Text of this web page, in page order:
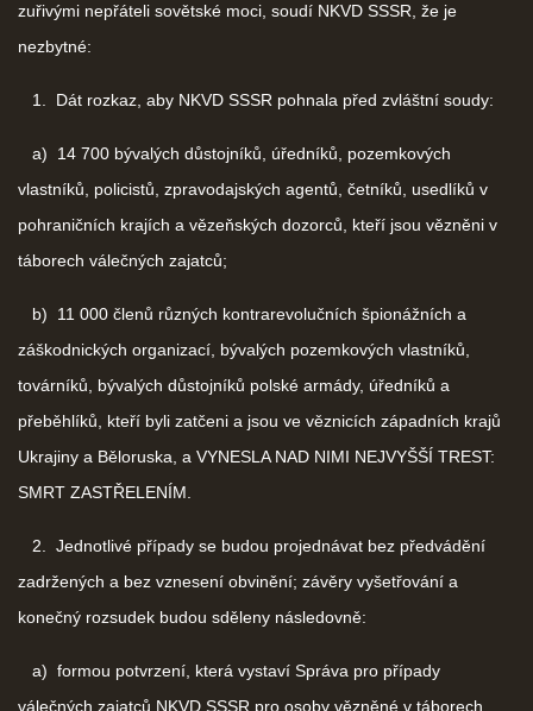
zuřivými nepřáteli sovětské moci, soudí NKVD SSSR, že je
nezbytné:
1. Dát rozkaz, aby NKVD SSSR pohnala před zvláštní soudy:
a) 14 700 bývalých důstojníků, úředníků, pozemkových
vlastníků, policistů, zpravodajských agentů, četníků, usedlíků v
pohraničních krajích a vězeňských dozorců, kteří jsou vězněni v
táborech válečných zajatců;
b) 11 000 členů různých kontrarevolučních špionážních a
záškodnických organizací, bývalých pozemkových vlastníků,
továrníků, bývalých důstojníků polské armády, úředníků a
přeběhlíků, kteří byli zatčeni a jsou ve věznicích západních krajů
Ukrajiny a Běloruska, a VYNESLA NAD NIMI NEJVYŠŠÍ TREST:
SMRT ZASTŘELENÍM.
2. Jednotlivé případy se budou projednávat bez předvádění
zadržených a bez vznesení obvinění; závěry vyšetřování a
konečný rozsudek budou sděleny následovně:
a) formou potvrzení, která vystaví Správa pro případy
válečných zajatců NKVD SSSR pro osoby vězněné v táborech